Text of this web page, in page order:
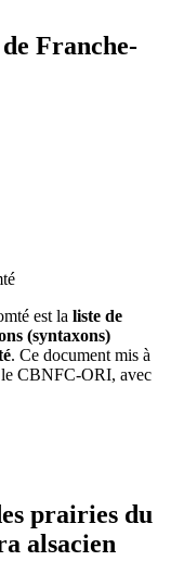
Franche-
est la liste de
(syntaxons)
. Ce document mis à
le CBNFC-ORI, avec
prairies du
alsacien